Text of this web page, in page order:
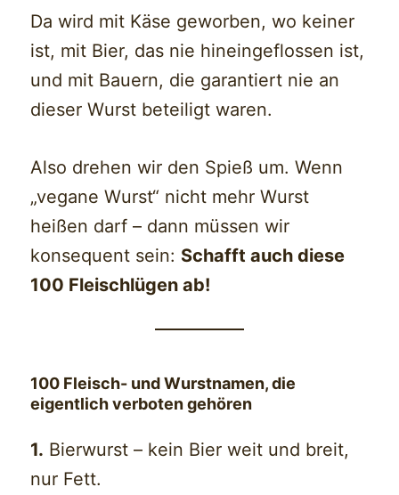
Da wird mit Käse geworben, wo keiner
ist, mit Bier, das nie hineingeflossen ist,
und mit Bauern, die garantiert nie an
dieser Wurst beteiligt waren.
Also drehen wir den Spieß um. Wenn
„vegane Wurst“ nicht mehr Wurst
heißen darf – dann müssen wir
konsequent sein: Schafft auch diese
100 Fleischlügen ab!
100 Fleisch- und Wurstnamen, die
eigentlich verboten gehören
1. Bierwurst – kein Bier weit und breit,
nur Fett.